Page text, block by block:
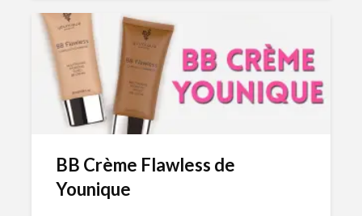
BB Crème Flawless de
Younique